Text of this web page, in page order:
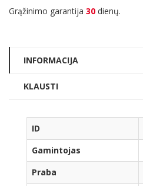
Grąžinimo garantija 30 dienų.
INFORMACIJA
KLAUSTI
ID
Gamintojas
Praba